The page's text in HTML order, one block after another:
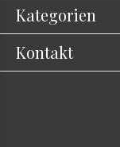
Kategorien
Kontakt